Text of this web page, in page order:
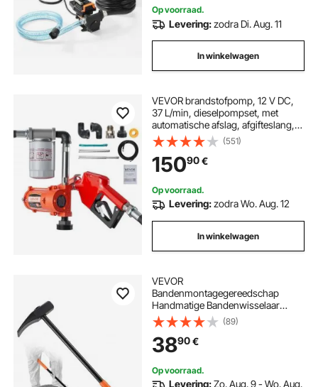
Op voorraad.
Levering:zodra Di. Aug. 11
In winkelwagen
VEVOR brandstofpomp, 12 V DC,
37 L/min, dieselpompset, met
automatische afslag, afgifteslang,
oververhittingsbeveiliging,
stroomkabel, explosieveilig, voor
benzine, diesel en kerosine
(551)
15090€
Op voorraad.
Levering:zodra Wo. Aug. 12
In winkelwagen
VEVOR
Bandenmontagegereedschap
Handmatige Bandenwisselaar
Bandenhamer 81 cm Handvat
Bandengereedschap met
Eendenbekvormige Bandenbreker
voor Montage en Demontage bij
Autoreparaties van Universele
Voertuigtypen
(89)
3890€
Op voorraad.
Levering:Zo. Aug. 9 - Wo. Aug.